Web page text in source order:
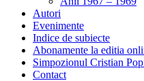
Autori
Evenimente
Indice de subiecte
Abonamente la editia
Simpozionul Cristian
Contact